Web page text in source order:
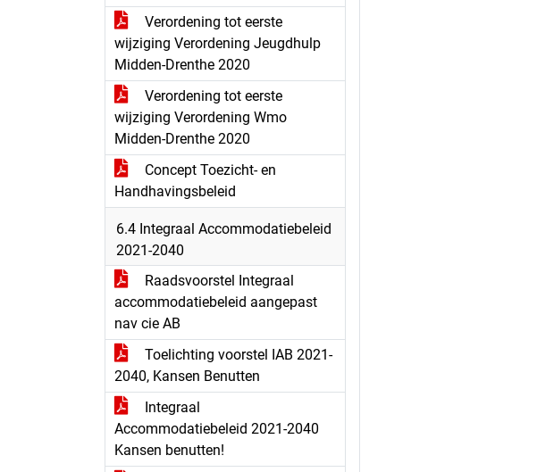
Verordening tot eerste
wijziging Verordening Jeugdhulp
Midden-Drenthe 2020
Verordening tot eerste
wijziging Verordening Wmo
Midden-Drenthe 2020
Concept Toezicht- en
Handhavingsbeleid
6.4 Integraal Accommodatiebeleid
2021-2040
Raadsvoorstel Integraal
accommodatiebeleid aangepast
nav cie AB
Toelichting voorstel IAB 2021-
2040, Kansen Benutten
Integraal
Accommodatiebeleid 2021-2040
Kansen benutten!